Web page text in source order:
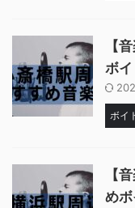
【
ボ
ボイ
【
め